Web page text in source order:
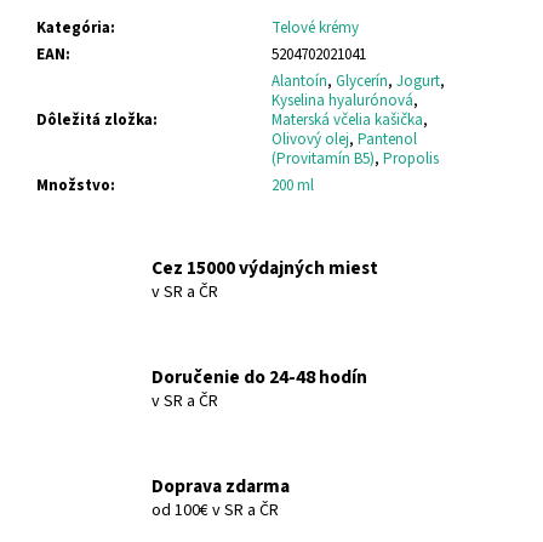
Kategória:
Telové krémy
EAN: 5204702021041
Dôležitá zložka:
Alantoín, Glycerín, Jogurt,
Kyselina hyalurónová,
Materská včelia kašička,
Olivový olej, Pantenol
(Provitamín B5), Propolis
Množstvo: 200 ml
Cez 15000 výdajných miest
v SR a ČR
Doručenie do 24-48 hodín
v SR a ČR
Doprava zdarma
od 100€ v SR a ČR
DONKEY
MILK
HYDRATAČNÝ
MILK
€10,15